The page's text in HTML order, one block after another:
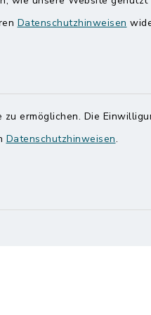
Datenschutzhinweisen
ermöglichen. Die
Datenschutzhinweisen.
Haben
uns